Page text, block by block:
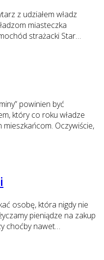
z udziałem władz
miasteczka
strażacki Star…
powinien być
który co roku władze
Oczywiście,
osobę, która nigdy nie
pieniądze na zakup
choćby nawet…